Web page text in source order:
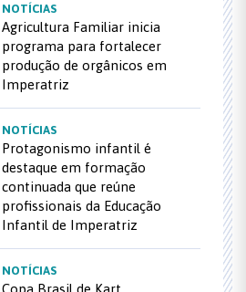
NOTÍCIAS
Agricultura Familiar inicia
programa para fortalecer
produção de orgânicos em
Imperatriz
NOTÍCIAS
Protagonismo infantil é
destaque em formação
continuada que reúne
profissionais da Educação
Infantil de Imperatriz
NOTÍCIAS
Copa Brasil de Kart